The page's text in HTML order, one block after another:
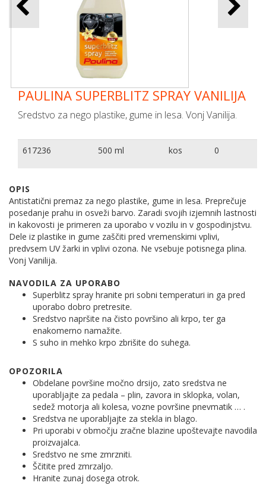
PAULINA SUPERBLITZ SPRAY VANILIJA
Sredstvo za nego plastike, gume in lesa. Vonj Vanilija.
617236 500 ml kos 0
OPIS
Antistatični premaz za nego plastike, gume in lesa. Preprečuje
posedanje prahu in osveži barvo. Zaradi svojih izjemnih lastnosti
in kakovosti je primeren za uporabo v vozilu in v gospodinjstvu.
Dele iz plastike in gume zaščiti pred vremenskimi vplivi,
predvsem UV žarki in vplivi ozona. Ne vsebuje potisnega plina.
Vonj Vanilija.
NAVODILA ZA UPORABO
Superblitz spray hranite pri sobni temperaturi in ga pred
uporabo dobro pretresite.
Sredstvo napršite na čisto površino ali krpo, ter ga
enakomerno namažite.
S suho in mehko krpo zbrišite do suhega.
OPOZORILA
Obdelane površine močno drsijo, zato sredstva ne
uporabljajte za pedala – plin, zavora in sklopka, volan,
sedež motorja ali kolesa, vozne površine pnevmatik … .
Sredstva ne uporabljajte za stekla in blago.
Pri uporabi v območju zračne blazine upoštevajte navodila
proizvajalca.
Sredstvo ne sme zmrzniti.
Ščitite pred zmrzaljo.
Hranite zunaj dosega otrok.